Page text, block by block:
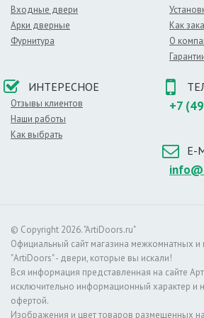
– в гостиной комнате,
– современном офисе.
Светлый оттенок хорошо
темными отделочными
привлекательно выглядит
Мифы о поверхности белого
– такая поверхность легко
– за дверьми сложно
Входные двери
Арки дверные
Фурнитура
Как
О
ИНТЕРЕСНОЕ
Отзывы клиентов
Наши работы
Как выбрать
+7
E-
© Copyright 2026. "ArtiDoors.ru"
Официальный сайт магазина межкомнатных
"ArtiDoors" - двери, которые вы искали!
Вся информация представленная на сайте
исключительно информационный характер и
офертой.
Изображения и цвет товаров размещенных